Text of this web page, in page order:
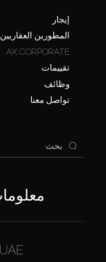
إيجار
المطورين العقاريين
AX CORPORATE
تقييمات
وظائف
تواصل معنا